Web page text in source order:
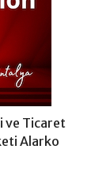
ve Ticaret
Alarko